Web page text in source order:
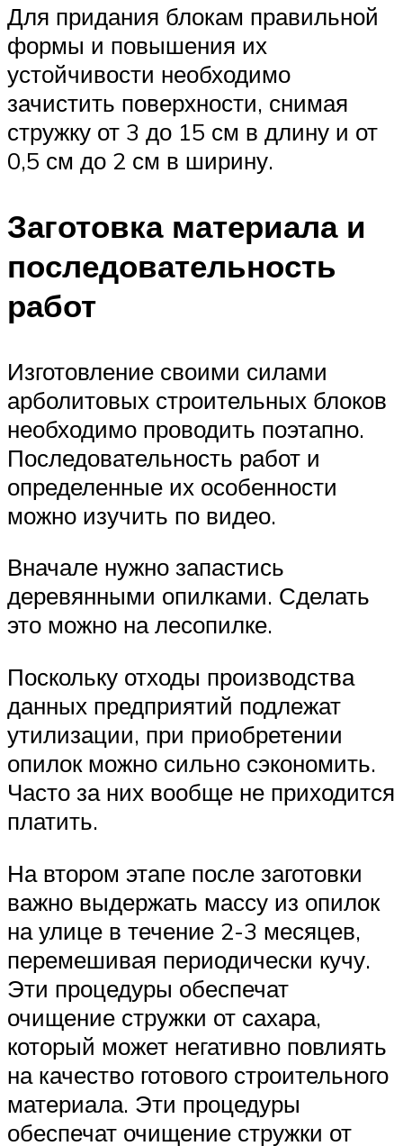
Для придания блокам правильной
формы и повышения их
устойчивости необходимо
зачистить поверхности, снимая
стружку от 3 до 15 см в длину и от
0,5 см до 2 см в ширину.
Заготовка материала и
последовательность
работ
Изготовление своими силами
арболитовых строительных блоков
необходимо проводить поэтапно.
Последовательность работ и
определенные их особенности
можно изучить по видео.
Вначале нужно запастись
деревянными опилками. Сделать
это можно на лесопилке.
Поскольку отходы производства
данных предприятий подлежат
утилизации, при приобретении
опилок можно сильно сэкономить.
Часто за них вообще не приходится
платить.
На втором этапе после заготовки
важно выдержать массу из опилок
на улице в течение 2-3 месяцев,
перемешивая периодически кучу.
Эти процедуры обеспечат
очищение стружки от сахара,
который может негативно повлиять
на качество готового строительного
материала. Эти процедуры
обеспечат очищение стружки от